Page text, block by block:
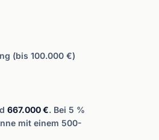
(bis 100.000 €)
667.000 €. Bei 5 %
mit einem 500-